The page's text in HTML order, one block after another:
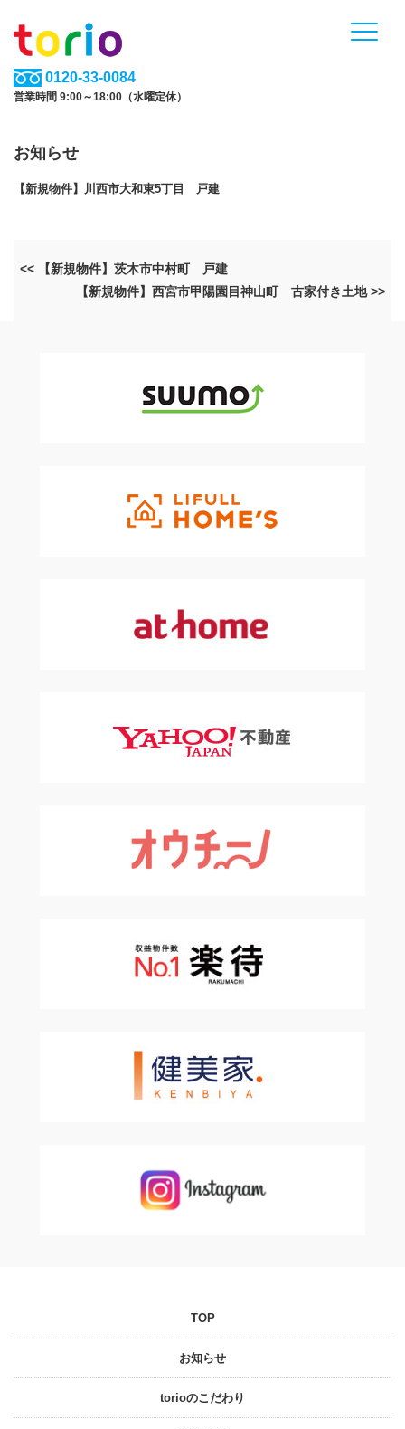
0120-33-0084
営業時間 9:00～18:00（水曜定休）
お知らせ
【新規物件】川西市大和東5丁目 戸建
<< 【新規物件】茨木市中村町 戸建
【新規物件】西宮市甲陽園目神山町 古家付き土地 >>
TOP
お知らせ
torioのこだわり